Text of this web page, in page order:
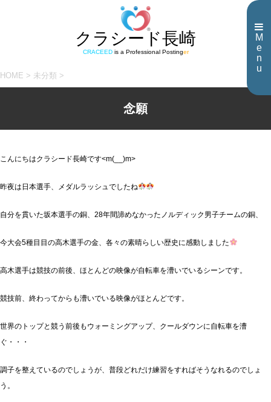
M
e
n
u
クラシード長崎
CRACEEDis a Professional Postinger
HOME > 未分類 >
念願
こんにちはクラシード長崎です<m(__)m>
昨夜は日本選手、メダルラッシュでしたね
自分を貫いた坂本選手の銅、28年間諦めなかったノルディック男子チームの銅、
今大会5種目目の高木選手の金、各々の素晴らしい歴史に感動しました
高木選手は競技の前後、ほとんどの映像が自転車を漕いでいるシーンです。
競技前、終わってからも漕いでいる映像がほとんどです。
世界のトップと競う前後もウォーミングアップ、クールダウンに自転車を漕
ぐ・・・
調子を整えているのでしょうが、普段どれだけ練習をすればそうなれるのでしょ
う。